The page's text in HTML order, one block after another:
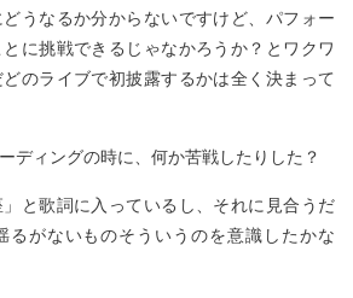
うなるか分からないですけど、パフォー
に挑戦できるじゃなかろうか？とワクワ
のライブで初披露するかは全く決まって
ディングの時に、何か苦戦したりした？
と歌詞に入っているし、それに見合うだ
るがないものそういうのを意識したかな